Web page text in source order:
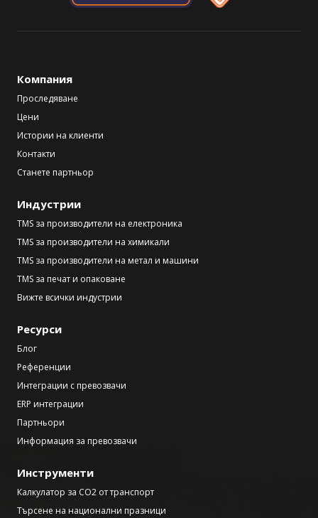
Компания
Проследяване
Цени
Истории на клиенти
Контакти
Станете партньор
Индустрии
TMS за производители на електроника
TMS за производители на химикали
TMS за производители на метал и машини
TMS за печат и опаковане
Вижте всички индустрии
Ресурси
Блог
Референции
Интеграции с превозвачи
ERP интеграции
Партньори
Информация за превозвачи
Инструменти
Калкулатор за CO2 от транспорт
Търсене на национални празници